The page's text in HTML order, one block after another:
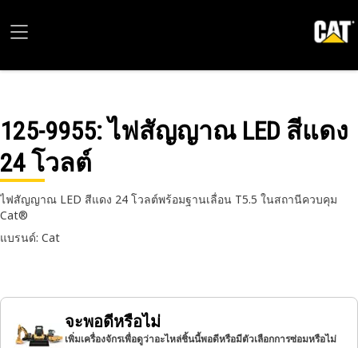
125-9955: ไฟสัญญาณ LED สีแดง
24 โวลต์
ไฟสัญญาณ LED สีแดง 24 โวลต์พร้อมฐานเลื่อน T5.5 ในสถานีควบคุม
Cat®
แบรนด์: Cat
จะพอดีหรือไม่
เพิ่มเครื่องจักรเพื่อดูว่าอะไหล่ชิ้นนี้พอดีหรือมีตัวเลือกการซ่อมหรือไม่